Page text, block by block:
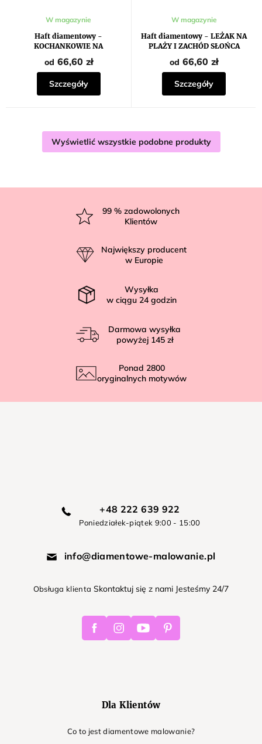
Haft diamentowy -
KOCHANKOWIE NA
WIECZORNYM SPACERZE
W magazynie
od 66,60 zł
Szczegóły
Haft diamentowy - LEŻAK NA
PLAŻY I ZACHÓD SŁOŃCA
W magazynie
od 66,60 zł
Szczegóły
Wyświetlić wszystkie podobne produkty
99 % zadowolonych
Klientów
Największy producent
w Europie
Wysyłka
w ciągu 24 godzin
Darmowa wysyłka
powyżej 145 zł
Ponad 2800
oryginalnych motywów
+48 222 639 922
Poniedziałek-piątek 9:00 - 15:00
info@diamentowe-malowanie.pl
Obsługa klienta Skontaktuj się z nami Jesteśmy 24/7
FacebookInstagramYoutube Pinterest
Dla Klientów
Co to jest diamentowe malowanie?